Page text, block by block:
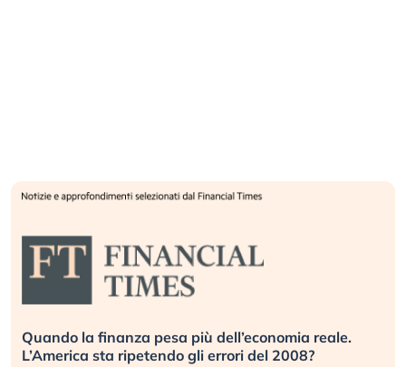
Quando la finanza pesa più dell’economia reale.
L’America sta ripetendo gli errori del 2008?